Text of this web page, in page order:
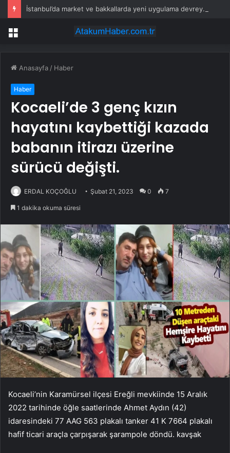
İstanbul’da market ve bakkallarda yeni uygulama devreye girdi
Menü
Anasayfa / Haber
Haber
Kocaeli’de 3 genç kızın
hayatını kaybettiği kazada
babanın itirazı üzerine
sürücü değişti.
ERDAL KOÇOĞLU Şubat 21, 2023 0 7
1 dakika okuma süresi
Kocaeli’nin Karamürsel ilçesi Ereğli mevkiinde 15 Aralık
2022 tarihinde öğle saatlerinde Ahmet Aydın (42)
idaresindeki 77 AAG 563 plakalı tanker 41 K 7664 plakalı
hafif ticari araçla çarpışarak şarampole döndü. kavşak